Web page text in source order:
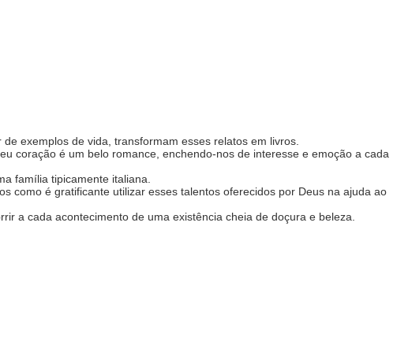
exemplos de vida, transformam esses relatos em livros.
coração é um belo romance, enchendo-nos de interesse e emoção a cada
família tipicamente italiana.
como é gratificante utilizar esses talentos oferecidos por Deus na ajuda ao
a cada acontecimento de uma existência cheia de doçura e beleza.